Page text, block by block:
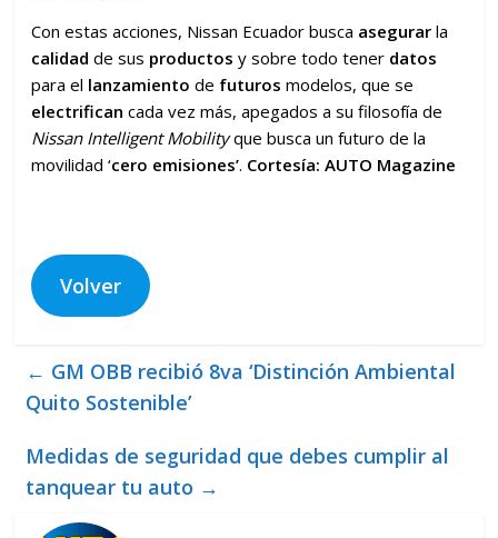
Con estas acciones, Nissan Ecuador busca asegurarla
calidadde sus productos y sobre todo tener datos
para el lanzamiento de futuros modelos, que se
electrifican cada vez más, apegados a su filosofía de
Nissan Intelligent Mobilityque busca un futuro de la
movilidad ‘cero emisiones’. Cortesía: AUTO Magazine
Volver
← GM OBB recibió 8va ‘Distinción Ambiental
Quito Sostenible’
Medidas de seguridad que debes cumplir al
tanquear tu auto →